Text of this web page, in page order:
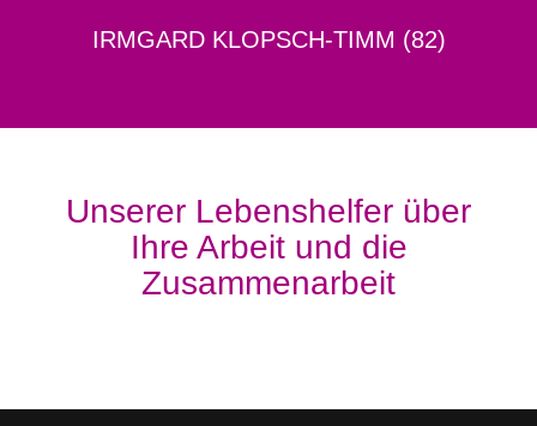
IRMGARD KLOPSCH-TIMM (82)
Unserer Lebenshelfer über
Ihre Arbeit und die
Zusammenarbeit